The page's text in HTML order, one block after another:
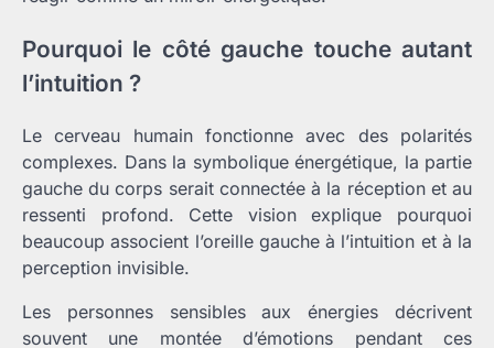
Pourquoi le côté gauche touche autant
l’intuition ?
Le cerveau humain fonctionne avec des polarités
complexes. Dans la symbolique énergétique, la partie
gauche du corps serait connectée à la réception et au
ressenti profond. Cette vision explique pourquoi
beaucoup associent l’oreille gauche à l’intuition et à la
perception invisible.
Les personnes sensibles aux énergies décrivent
souvent une montée d’émotions pendant ces